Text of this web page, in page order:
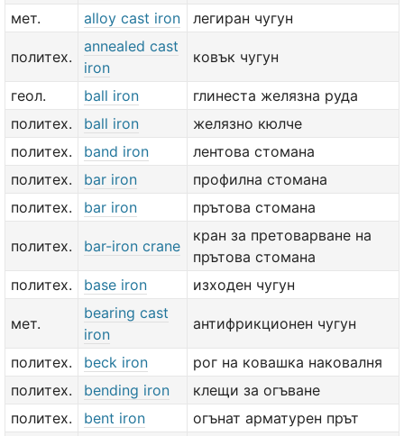
мет. alloy cast iron легиран чугун
политех.
annealed cast
iron
ковък чугун
геол. ball iron
глинеста желязна руда
политех.
ball iron
желязно кюлче
политех.
band iron
лентова стомана
политех.
bar iron
профилна стомана
политех.
bar iron прътова стомана
политех. bar-iron crane
кран за претоварване на
прътова стомана
политех.
base iron изходен чугун
мет.
bearing cast
iron
антифрикционен чугун
политех. beck iron
рог на ковашка наковалня
политех.
bending iron
клещи за огъване
политех.
bent iron
огънат арматурен прът